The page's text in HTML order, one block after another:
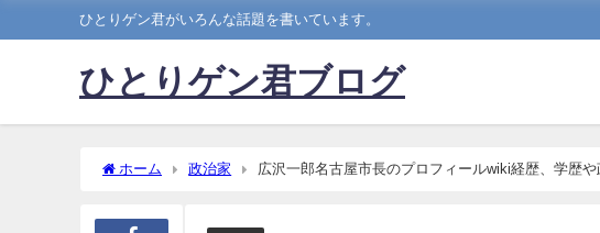
ひとりゲン君がいろんな話題を書いています。
ひとりゲン君ブログ
ホーム 政治家 広沢一郎名古屋市長のプロフィールwiki経歴、学歴